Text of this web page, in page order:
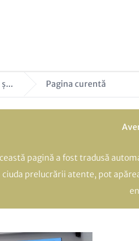
Pagina curentă
pagină a fost tradusă
ciuda prelucrării atente, pot